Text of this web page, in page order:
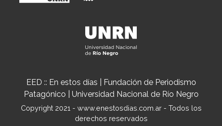
EED :: En estos días | Fundación de Periodismo
Patagónico | Universidad Nacional de Río Negro
Copyright 2021 - www.enestosdias.com.ar - Todos los
derechos reservados